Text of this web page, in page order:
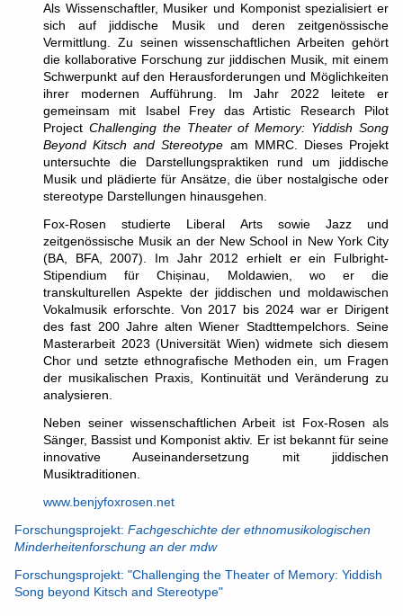
Als Wissenschaftler, Musiker und Komponist spezialisiert er
sich auf jiddische Musik und deren zeitgenössische
Vermittlung. Zu seinen wissenschaftlichen Arbeiten gehört
die kollaborative Forschung zur jiddischen Musik, mit einem
Schwerpunkt auf den Herausforderungen und Möglichkeiten
ihrer modernen Aufführung. Im Jahr 2022 leitete er
gemeinsam mit Isabel Frey das Artistic Research Pilot
Project Challenging the Theater of Memory: Yiddish Song
Beyond Kitsch and Stereotype am MMRC. Dieses Projekt
untersuchte die Darstellungspraktiken rund um jiddische
Musik und plädierte für Ansätze, die über nostalgische oder
stereotype Darstellungen hinausgehen.
Fox-Rosen studierte Liberal Arts sowie Jazz und
zeitgenössische Musik an der New School in New York City
(BA, BFA, 2007). Im Jahr 2012 erhielt er ein Fulbright-
Stipendium für Chișinau, Moldawien, wo er die
transkulturellen Aspekte der jiddischen und moldawischen
Vokalmusik erforschte. Von 2017 bis 2024 war er Dirigent
des fast 200 Jahre alten Wiener Stadttempelchors. Seine
Masterarbeit 2023 (Universität Wien) widmete sich diesem
Chor und setzte ethnografische Methoden ein, um Fragen
der musikalischen Praxis, Kontinuität und Veränderung zu
analysieren.
Neben seiner wissenschaftlichen Arbeit ist Fox-Rosen als
Sänger, Bassist und Komponist aktiv. Er ist bekannt für seine
innovative Auseinandersetzung mit jiddischen
Musiktraditionen.
www.benjyfoxrosen.net
Forschungsprojekt: Fachgeschichte der ethnomusikologischen
Minderheitenforschung an der mdw
Forschungsprojekt: "Challenging the Theater of Memory: Yiddish
Song beyond Kitsch and Stereotype"